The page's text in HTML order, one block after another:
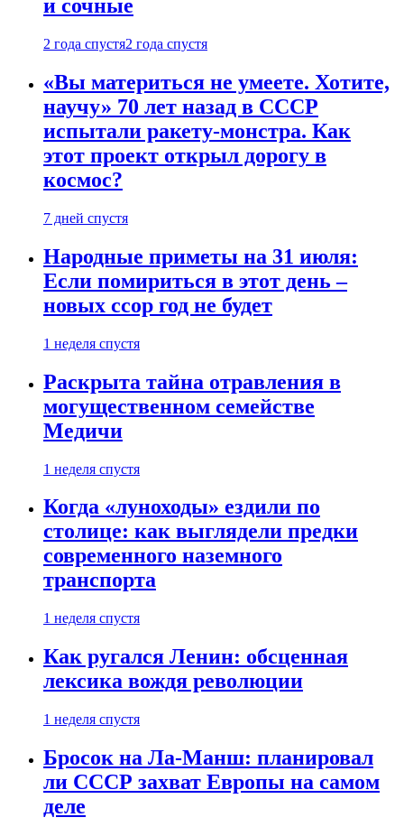
и сочные
2 года спустя2 года спустя
«Вы материться не умеете. Хотите,
научу» 70 лет назад в СССР
испытали ракету-монстра. Как
этот проект открыл дорогу в
космос?
7 дней спустя
Народные приметы на 31 июля:
Если помириться в этот день –
новых ссор год не будет
1 неделя спустя
Раскрыта тайна отравления в
могущественном семействе
Медичи
1 неделя спустя
Когда «луноходы» ездили по
столице: как выглядели предки
современного наземного
транспорта
1 неделя спустя
Как ругался Ленин: обсценная
лексика вождя революции
1 неделя спустя
Бросок на Ла-Манш: планировал
ли СССР захват Европы на самом
деле